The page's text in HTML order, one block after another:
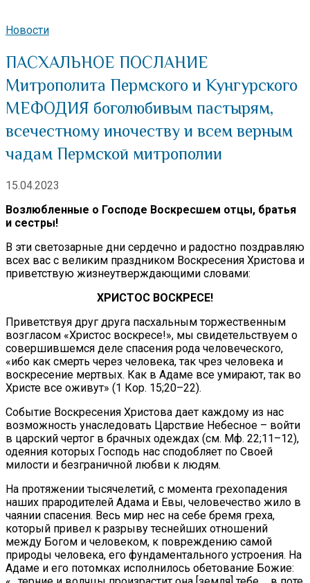
Новости
ПАСХАЛЬНОЕ ПОСЛАНИЕ
Митрополита Пермского и Кунгурского
МЕФОДИЯ боголюбивым пастырям,
всечестному иночеству и всем верным
чадам Пермской митрополии
15.04.2023
Возлюбленные о Господе Воскресшем отцы, братья
и сестры!
В эти светозарные дни сердечно и радостно поздравляю
всех вас с великим праздником Воскресения Христова и
приветствую жизнеутверждающими словами:
ХРИСТОС ВОСКРЕСЕ!
Приветствуя друг друга пасхальным торжественным
возгласом «Христос воскресе!», мы свидетельствуем о
совершившемся деле спасения рода человеческого,
«ибо как смерть через человека, так чрез человека и
воскресение мертвых. Как в Адаме все умирают, так во
Христе все оживут» (1 Кор. 15;20–22).
Событие Воскресения Христова дает каждому из нас
возможность унаследовать Царствие Небесное – войти
в царский чертог в брачных одеждах (см. Мф. 22;11–12),
одеяния которых Господь нас сподобляет по Своей
милости и безграничной любви к людям.
На протяжении тысячелетий, с момента грехопадения
наших прародителей Адама и Евы, человечество жило в
чаянии спасения. Весь мир нес на себе бремя греха,
который привел к разрыву теснейших отношений
между Богом и человеком, к повреждению самой
природы человека, его фундаментального устроения. На
Адаме и его потомках исполнилось обетование Божие: